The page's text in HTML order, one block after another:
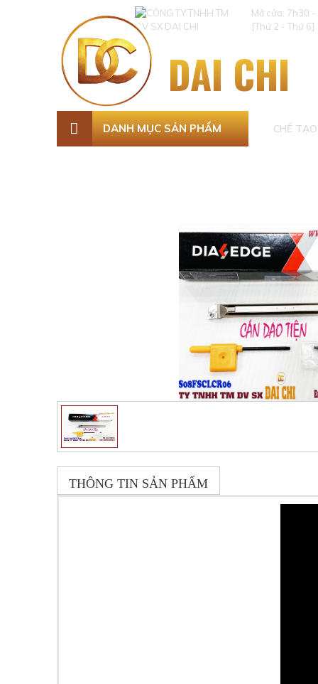
Mở cửa: 7h30
[Thứ 2 - Thứ 6]
DAI CHI
DANH MỤC SẢN PHẨM CHẾ
THÔNG TIN SẢN PHẨM